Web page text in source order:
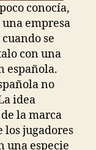
conocía,
empresa
se
con una
española.
no
idea
la marca
los jugadores
una especie